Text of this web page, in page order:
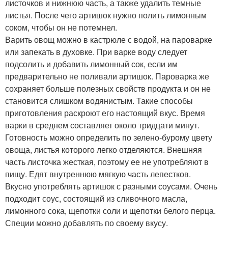
листочков и нижнюю часть, а также удалить темные
листья. После чего артишок нужно полить лимонным
соком, чтобы он не потемнел.
Варить овощ можно в кастрюле с водой, на пароварке
или запекать в духовке. При варке воду следует
подсолить и добавить лимонный сок, если им
предварительно не поливали артишок. Пароварка же
сохраняет больше полезных свойств продукта и он не
становится слишком водянистым. Такие способы
приготовления раскроют его настоящий вкус. Время
варки в среднем составляет около тридцати минут.
Готовность можно определить по зелено-бурому цвету
овоща, листья которого легко отделяются. Внешняя
часть листочка жесткая, поэтому ее не употребляют в
пищу. Едят внутреннюю мягкую часть лепестков.
Вкусно употреблять артишок с разными соусами. Очень
подходит соус, состоящий из сливочного масла,
лимонного сока, щепотки соли и щепотки белого перца.
Специи можно добавлять по своему вкусу.